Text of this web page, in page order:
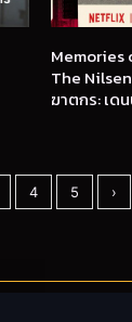
Memories
The
ฆาตกร: เด
4 5 ›